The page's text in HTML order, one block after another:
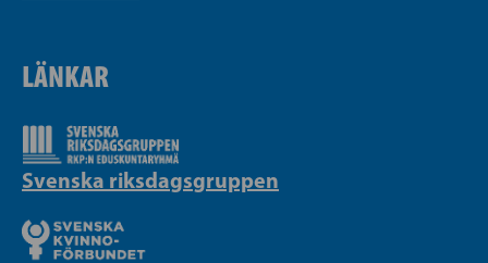
LÄNKAR
Svenska riksdagsgruppen